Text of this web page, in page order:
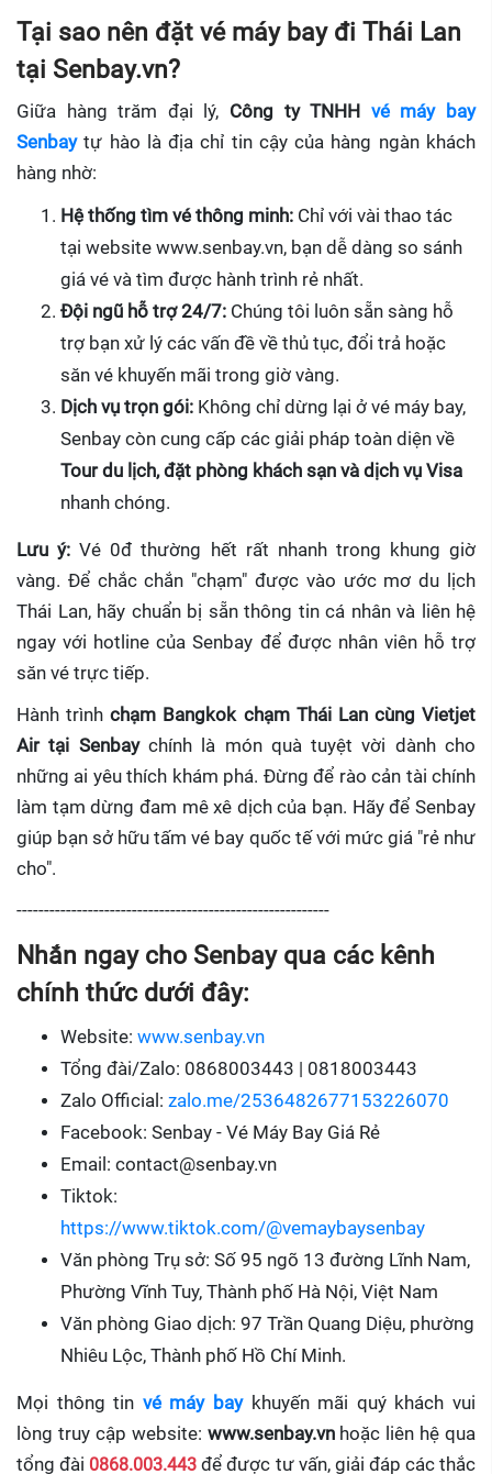
Tại sao nên đặt vé máy bay đi Thái Lan
tại Senbay.vn?
Giữa hàng trăm đại lý, Công ty TNHH vé máy bay
Senbaytự hào là địa chỉ tin cậy của hàng ngàn khách
hàng nhờ:
Hệ thống tìm vé thông minh: Chỉ với vài thao tác
tại website www.senbay.vn, bạn dễ dàng so sánh
giá vé và tìm được hành trình rẻ nhất.
Đội ngũ hỗ trợ 24/7: Chúng tôi luôn sẵn sàng hỗ
trợ bạn xử lý các vấn đề về thủ tục, đổi trả hoặc
săn vé khuyến mãi trong giờ vàng.
Dịch vụ trọn gói: Không chỉ dừng lại ở vé máy bay,
Senbay còn cung cấp các giải pháp toàn diện về
Tour du lịch, đặt phòng khách sạn và dịch vụ Visa
nhanh chóng.
Lưu ý: Vé 0đ thường hết rất nhanh trong khung giờ
vàng. Để chắc chắn "chạm" được vào ước mơ du lịch
Thái Lan, hãy chuẩn bị sẵn thông tin cá nhân và liên hệ
ngay với hotline của Senbay để được nhân viên hỗ trợ
săn vé trực tiếp.
Hành trìnhchạm Bangkok chạm Thái Lan cùng Vietjet
Air tại Senbaychính là món quà tuyệt vời dành cho
những ai yêu thích khám phá. Đừng để rào cản tài chính
làm tạm dừng đam mê xê dịch của bạn. Hãy để Senbay
giúp bạn sở hữu tấm vé bay quốc tế với mức giá "rẻ như
cho".
---------------------------------------------------------
Nhắn ngay cho Senbay qua các kênh
chính thức dưới đây:
Website: www.senbay.vn
Tổng đài/Zalo: 0868003443 | 0818003443
Zalo Official: zalo.me/2536482677153226070
Facebook: Senbay - Vé Máy Bay Giá Rẻ
Email: contact@senbay.vn
Tiktok:
https://www.tiktok.com/@vemaybaysenbay
Văn phòng Trụ sở: Số 95 ngõ 13 đường Lĩnh Nam,
Phường Vĩnh Tuy, Thành phố Hà Nội, Việt Nam
Văn phòng Giao dịch: 97 Trần Quang Diệu, phường
Nhiêu Lộc, Thành phố Hồ Chí Minh.
Mọi thông tin vé máy baykhuyến mãi quý khách vui
lòng truy cập website: www.senbay.vnhoặc liên hệ qua
tổng đài 0868.003.443 để được tư vấn, giải đáp các thắc